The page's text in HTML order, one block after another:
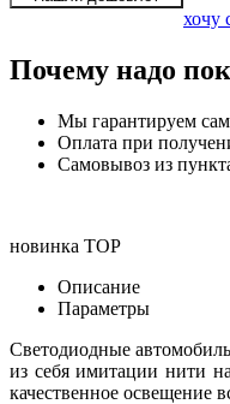
хочу
Почему надо
Мы гарантируем
Оплата при
Самовывоз из
новинка TOP
Описание
Параметры
Светодиодные
из себя имитации нити
качественное освещение